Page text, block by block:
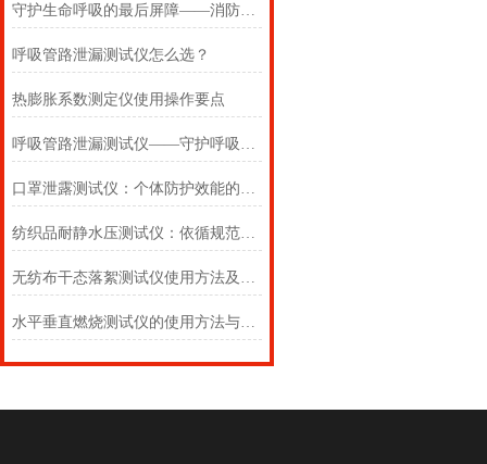
守护生命呼吸的最后屏障——消防自救呼吸器防护性能测试仪的全面检测
呼吸管路泄漏测试仪怎么选？
热膨胀系数测定仪使用操作要点
呼吸管路泄漏测试仪——守护呼吸类医疗器械安全的精密检测方案
口罩泄露测试仪：个体防护效能的科学评估仪器
纺织品耐静水压测试仪：依循规范，精准测防渗
无纺布干态落絮测试仪使用方法及注意事项详解
水平垂直燃烧测试仪的使用方法与注意事项